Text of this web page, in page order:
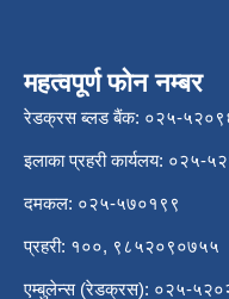
महत्वपूर्ण फोन नम्बर
रेडक्रस ब्लड बैंक: ०२५-
इलाका प्रहरी कार्यलय: ०२५-
दमकल: ०२५-५७०१९९
प्रहरी: १००, ९८५२०९०७५५
एम्बुलेन्स (रेडक्रस): ०२५-